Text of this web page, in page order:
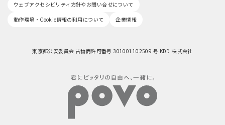
ウェブアクセシビリティ方針やお問い合せについて
動作環境・Cookie情報の利用について
企業情報
東京都公安委員会 古物商許可番号 301001102509 号 KDDI株式会社